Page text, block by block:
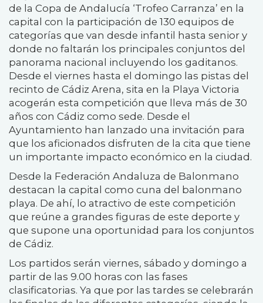
de la Copa de Andalucía ‘Trofeo Carranza’ en la
capital con la participación de 130 equipos de
categorías que van desde infantil hasta senior y
donde no faltarán los principales conjuntos del
panorama nacional incluyendo los gaditanos.
Desde el viernes hasta el domingo las pistas del
recinto de Cádiz Arena, sita en la Playa Victoria
acogerán esta competición que lleva más de 30
años con Cádiz como sede. Desde el
Ayuntamiento han lanzado una invitación para
que los aficionados disfruten de la cita que tiene
un importante impacto económico en la ciudad.
Desde la Federación Andaluza de Balonmano
destacan la capital como cuna del balonmano
playa. De ahí, lo atractivo de este competición
que reúne a grandes figuras de este deporte y
que supone una oportunidad para los conjuntos
de Cádiz.
Los partidos serán viernes, sábado y domingo a
partir de las 9.00 horas con las fases
clasificatorias. Ya que por las tardes se celebrarán